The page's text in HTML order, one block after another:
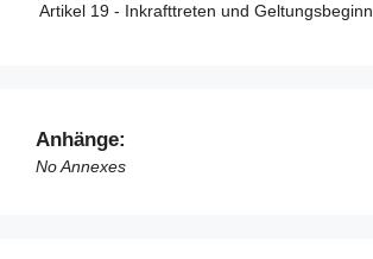
Artikel 19 - Inkrafttreten und Geltungsbeginn
Anhänge:
No Annexes